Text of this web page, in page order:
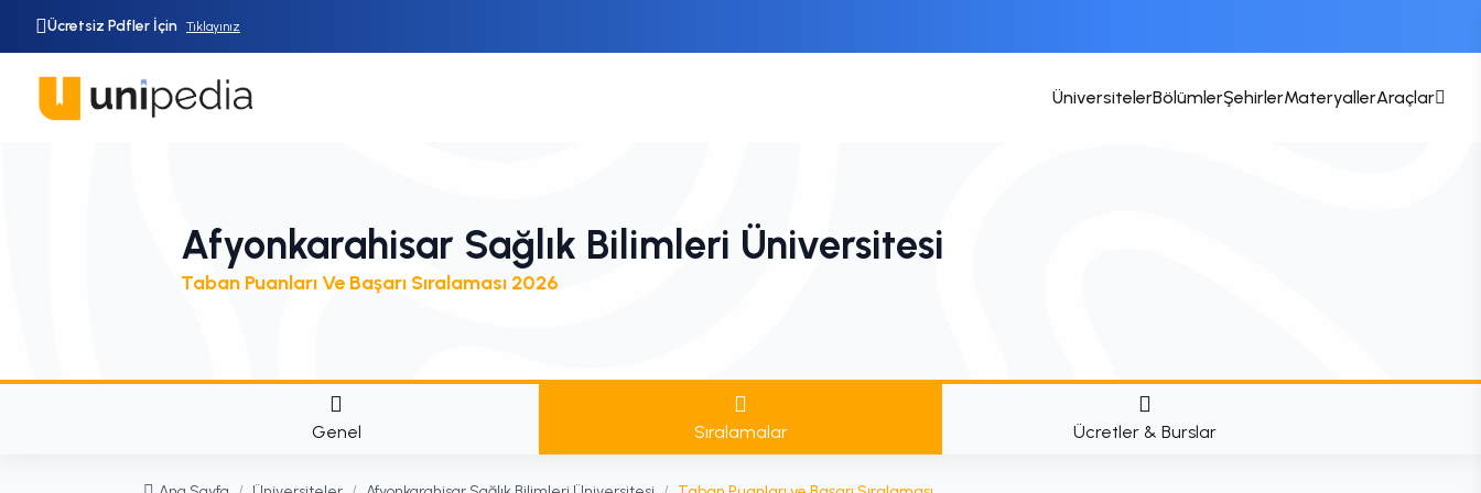
Ücretsiz Pdfler İçin Tıklayınız
ÜniversitelerBölümlerŞehirlerMateryallerAraçlar
Afyonkarahisar Sağlık Bilimleri Üniversitesi
Taban Puanları Ve Başarı Sıralaması 2026
Genel Sıralamalar Ücretler & Burslar